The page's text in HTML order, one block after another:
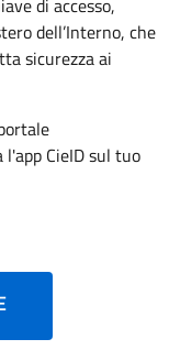
dell’Interno, che
sicurezza ai
CieID sul tuo